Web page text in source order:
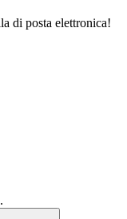
di posta elettronica!